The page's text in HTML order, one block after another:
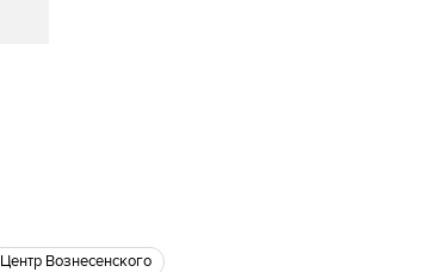
Центр Вознесенского